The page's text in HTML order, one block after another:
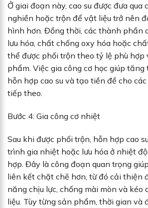
Ở giai đoạn này, cao su được đưa qua
nghiền hoặc trộn để vật liệu trở nên
hình hơn. Đồng thời, các thành phần
lưu hóa, chất chống oxy hóa hoặc
thể được phối trộn theo tỷ lệ phù hợp
phẩm. Việc gia công cơ học giúp
hỗn hợp cao su và tạo tiền đề cho
tiếp theo.
Bước 4: Gia công cơ nhiệt
Sau khi được phối trộn, hỗn hợp cao
trình gia nhiệt hoặc lưu hóa ở nhiệt
hợp. Đây là công đoạn quan trọng
liên kết chặt chẽ hơn, từ đó cải thiện
năng chịu lực, chống mài mòn và kéo
liệu. Tùy từng sản phẩm, thời gian và